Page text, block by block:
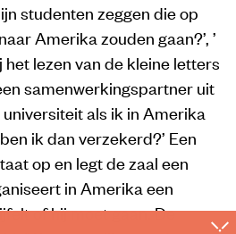
studenten zeggen die op
Amerika zouden gaan?’, ’
het lezen van de kleine letters
samenwerkingspartner uit
universiteit als ik in Amerika
ik dan verzekerd?’ Een
op en legt de zaal een
in Amerika een
of hij moet gaan. De